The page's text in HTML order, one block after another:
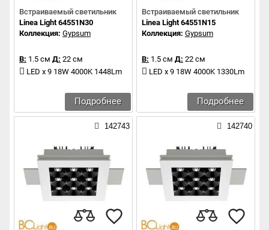
Встраиваемый светильник
Linea Light 64551N30
Коллекция: Gypsum
В: 1.5 см Д: 22 см
LED x 9 18W 4000K 1448Lm
Подробнее
Встраиваемый светильник
Linea Light 64551N15
Коллекция: Gypsum
В: 1.5 см Д: 22 см
LED x 9 18W 4000K 1330Lm
Подробнее
142743 142740